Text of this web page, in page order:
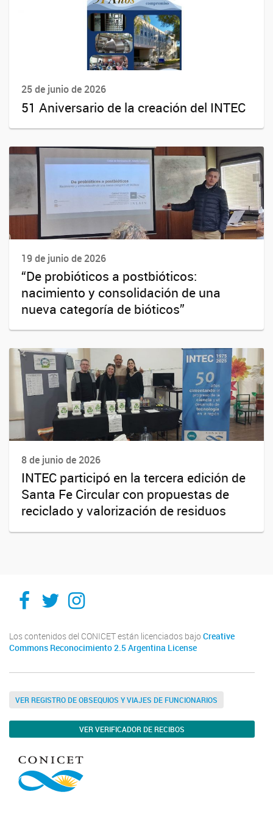
25 de junio de 2026
51 Aniversario de la creación del INTEC
19 de junio de 2026
“De probióticos a postbióticos:
nacimiento y consolidación de una
nueva categoría de bióticos”
8 de junio de 2026
INTEC participó en la tercera edición de
Santa Fe Circular con propuestas de
reciclado y valorización de residuos
Facebook
TwitterInstagram
Los contenidos del CONICET están licenciados bajo Creative
Commons Reconocimiento 2.5 Argentina License
VER REGISTRO DE OBSEQUIOS Y VIAJES DE FUNCIONARIOS
VER VERIFICADOR DE RECIBOS